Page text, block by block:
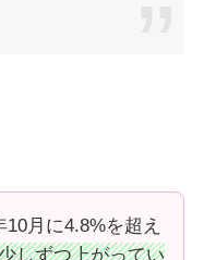
月に4.8%を超え
しずつ上がってい